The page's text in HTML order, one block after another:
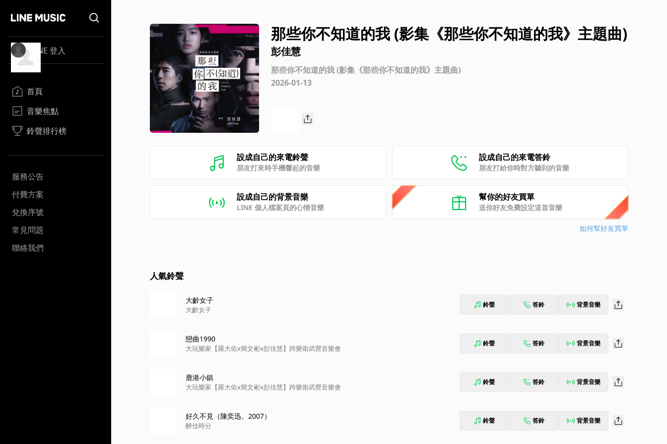
LINE 登入
首頁
音樂焦點
鈴聲排行榜
服務公告
付費方案
兌換序號
常見問題
聯絡我們
那些你不知道的我 (影集《那些你不知道的我》主題曲)
彭佳慧
那些你不知道的我 (影集《那些你不知道的我》主題曲)
2026-01-13
設成自己的來電鈴聲
朋友打來時手機響起的音樂
設成自己的來電答鈴
朋友打給你時對方聽到的音樂
設成自己的背景音樂
LINE 個人檔案頁的心情音樂
幫你的好友買單
送你好友免費設定這首音樂
如何幫好友買單
人氣鈴聲
大齡女子
大齡女子
鈴聲 答鈴 背景音樂
戀曲1990
大玩樂家【羅大佑x簡文彬x彭佳慧】跨樂衛武營音樂會
鈴聲 答鈴 背景音樂
鹿港小鎮
大玩樂家【羅大佑x簡文彬x彭佳慧】跨樂衛武營音樂會
鈴聲 答鈴 背景音樂
好久不見（陳奕迅。2007）
醉佳時分
鈴聲 答鈴 背景音樂